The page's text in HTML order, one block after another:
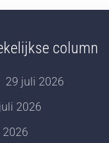
column
29 juli 2026
2026
2026